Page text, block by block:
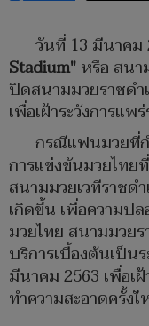
วันที่ 13 มีนาคม
Stadium"หรือ สนา
ปิดสนามมวยราชด
เพื่อเฝ้าระวังการแพ
กรณีแฟนมวยที่ก
การแข่งขันมวยไทย
สนามมวยเวทีราชด
เกิดขึ้น เพื่อความป
มวยไทย สนามมวย
บริการเบื้องต้นเป็น
มีนาคม 2563 เพื่อเ
ทำความสะอาดครั้ง